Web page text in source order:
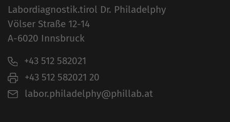
Labordiagnostik.tirol Dr. Philadelphy
Völser Straße 12-14
A-6020 Innsbruck
+43 512 582021
+43 512 582021 20
labor.philadelphy@phillab.at